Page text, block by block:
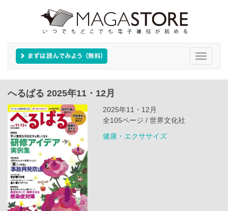
Toggle
へるぱる 2025年11・12月
2025年11・12月
全105ページ / 世界文化社
健康・エクササイズ